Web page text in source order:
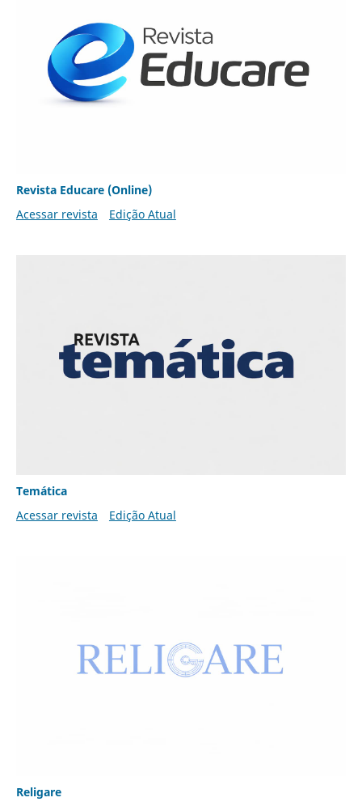
Revista Educare (Online)
Acessar revista
Edição Atual
Temática
Acessar revista
Edição Atual
Religare